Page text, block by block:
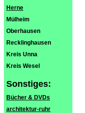
Herne
Mülheim
Oberhausen
Recklinghausen
Kreis Unna
Kreis Wesel
Sonstiges:
Bücher & DVDs
architektur-ruhr